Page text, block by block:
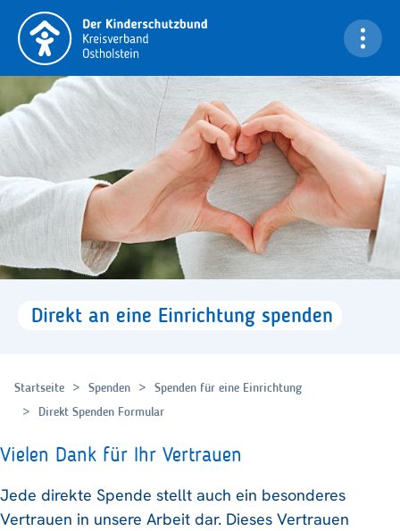
Navigation überspringen
Direkt an eine Einrichtung spenden
Startseite Spenden
Spenden für eine Einrichtung
Direkt Spenden Formular
Vielen Dank für Ihr Vertrauen
Jede direkte Spende stellt auch ein besonderes
Vertrauen in unsere Arbeit dar. Dieses Vertrauen